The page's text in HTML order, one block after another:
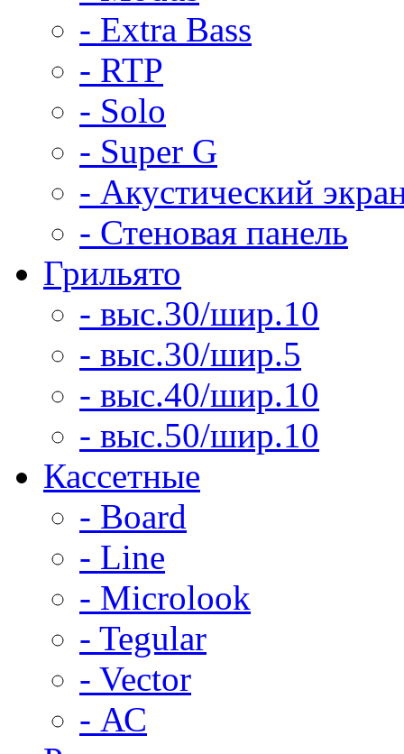
- Extra Bass
- RTP
- Solo
- Super G
- Акустический
- Стеновая панель
Грильято
- выс.30/шир.10
- выс.30/шир.5
- выс.40/шир.10
- выс.50/шир.10
Кассетные
- Board
- Line
- Microlook
- Tegular
- Vector
- АС